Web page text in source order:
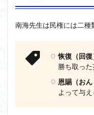
南海先生は民権には二種
恢復（回
勝ち取っ
恩賜（お
よって与